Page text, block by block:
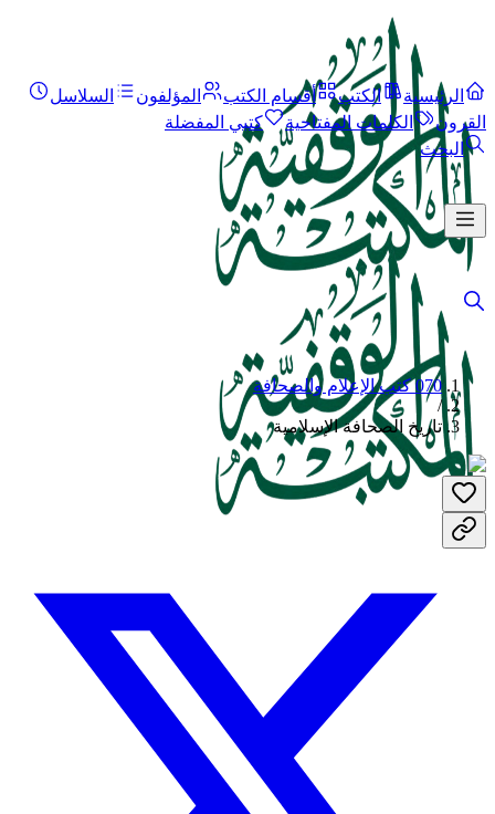
الرئيسية الكتب أقسام الكتب المؤلفون
السلاسل
القرون
الكلمات المفتاحية
كتبي المفضلة
البحث
070 كتب الإعلام والصحافة
/
تاريخ الصحافة الإسلامية